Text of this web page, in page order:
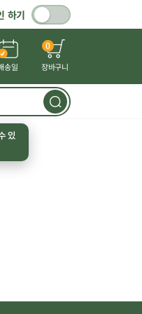
하기
송일
0
장바구니
있